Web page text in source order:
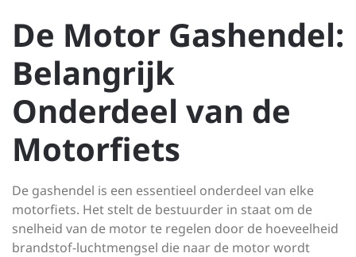
De Motor Gashendel:
Belangrijk
Onderdeel van de
Motorfiets
De gashendel is een essentieel onderdeel van elke
motorfiets. Het stelt de bestuurder in staat om de
snelheid van de motor te regelen door de hoeveelheid
brandstof-luchtmengsel die naar de motor wordt